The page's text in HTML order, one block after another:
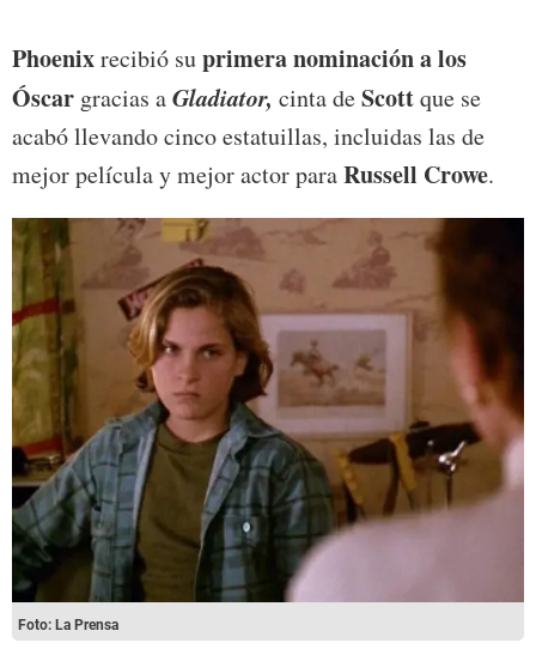
Phoenixrecibió suprimera nominación a los
Óscar gracias aGladiator, cinta deScottque se
acabó llevando cinco estatuillas, incluidas las de
mejor película y mejor actor paraRussell Crowe.
Foto: La Prensa